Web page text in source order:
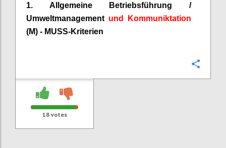
1. Allgemeine Betriebsführung /
Umweltmanagement und
Kommuniktation
(M) - MUSS-Kriterien
18votes